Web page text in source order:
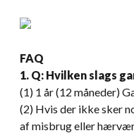
FAQ
1. Q: Hvilken slags
(1) 1 år (12 måneder)
(2) Hvis der ikke sker
af misbrug eller